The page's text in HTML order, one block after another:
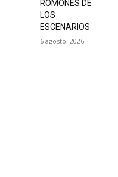
ROMONES DE
LOS
ESCENARIOS
6 agosto, 2026